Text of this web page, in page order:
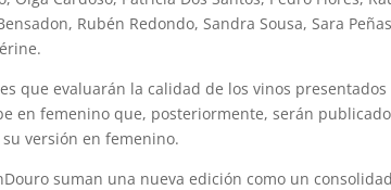
Rubén Redondo, Sandra Sousa, Sara
que evaluarán la calidad de los vinos
en femenino que, posteriormente, serán
su versión en femenino.
suman una nueva edición como un